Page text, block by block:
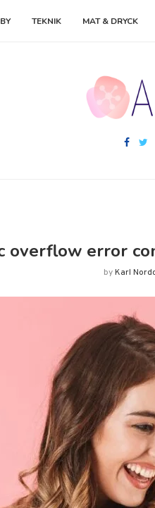
TEKNIK MAT & DRYCK
overflow error
byKarl